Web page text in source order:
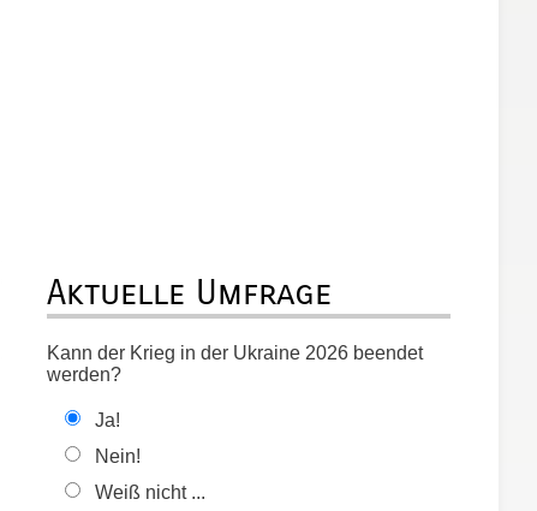
Aktuelle Umfrage
Kann der Krieg in der Ukraine 2026 beendet
werden?
Ja!
Nein!
Weiß nicht ...